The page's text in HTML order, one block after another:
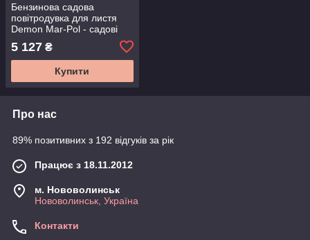
Бензинова садова
повітродувка для листя
Demon Mar-Pol - садові
пилососи та повітродувки
бензинові.
5 127 ₴
Купити
Про нас
89% позитивних з 192 відгуків за рік
Працює з 18.11.2012
м. Нововолинськ
Нововолинськ, Україна
Контакти